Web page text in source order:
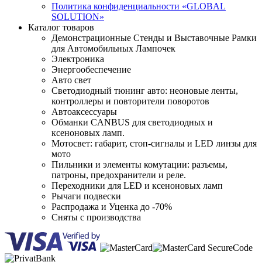
Политика конфиденциальности «GLOBAL
SOLUTION»
Каталог товаров
Демонстрационные Стенды и Выставочные Рамки
для Автомобильных Лампочек
Электроника
Энергообеспечение
Авто свет
Светодиодный тюнинг авто: неоновые ленты,
контроллеры и повторители поворотов
Автоаксессуары
Обманки CANBUS для светодиодных и
ксеноновых ламп.
Мотосвет: габарит, стоп-сигналы и LED линзы для
мото
Пильники и элементы комутации: разъемы,
патроны, предохранители и реле.
Переходники для LED и ксеноновых ламп
Рычаги подвески
Распродажа и Уценка до -70%
Сняты с производства